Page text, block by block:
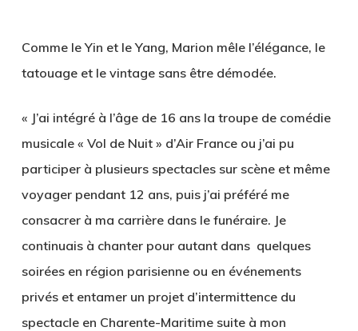
Comme le Yin et le Yang, Marion mêle l’élégance, le
tatouage et le vintage sans être démodée.
« J’ai intégré à l’âge de 16 ans la troupe de comédie
musicale « Vol de Nuit » d’Air France ou j’ai pu
participer à plusieurs spectacles sur scène et même
voyager pendant 12 ans, puis j’ai préféré me
consacrer à ma carrière dans le funéraire. Je
continuais à chanter pour autant dans quelques
soirées en région parisienne ou en événements
privés et entamer un projet d’intermittence du
spectacle en Charente-Maritime suite à mon